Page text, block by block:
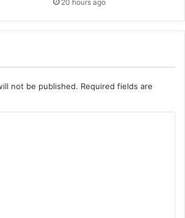
20 hours ago
not be published. Required fields are